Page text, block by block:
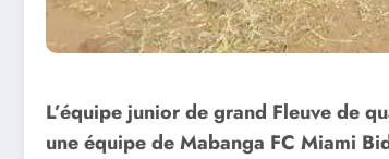
L’équipe junior de grand Fleuve de
une équipe de Mabanga FC Miami